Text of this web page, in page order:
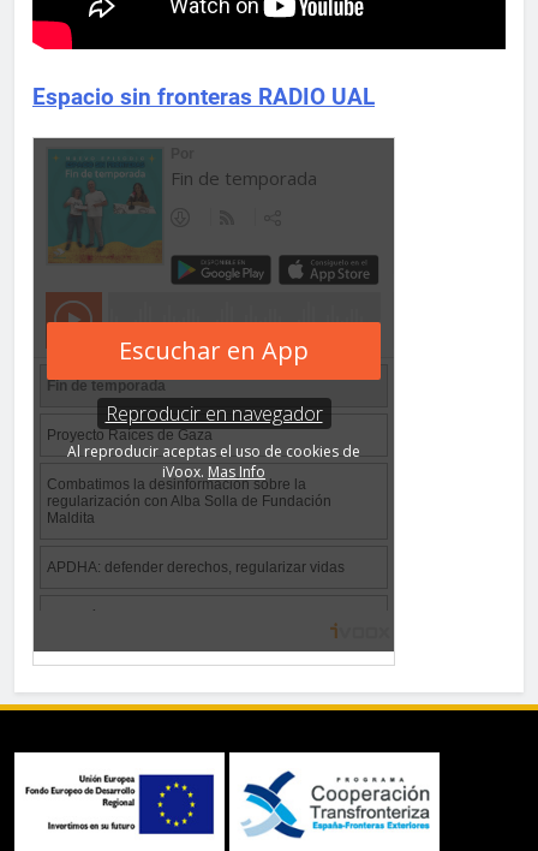
Espacio sin fronteras RADIO UAL